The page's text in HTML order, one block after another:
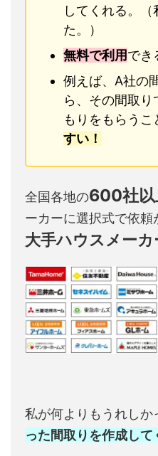
してくれる。
た。）
無料で利用でき
例えば、A社の
ら、その間取
もりをもらうこ
すい！
全国各地の600社以
ーカーに選択式で依
大手ハウスメーカ
私が何よりもうれしか
った間取りを作成して